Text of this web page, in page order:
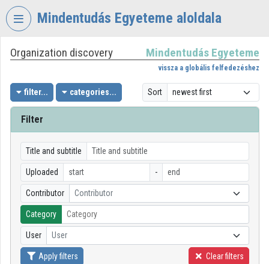
Skip header
Mindentudás Egyeteme aloldala
VIDEOTORIUM
MINDENTUDÁS
EGYETEME
Organization home
Log In
Organization discovery
Categories
Organization playlists
Organizations
Organization discovery Mindentudás Egyeteme
vissza a globális felfedezéshez
filter... categories... Sort
Filter
Title and subtitle
Uploaded -
Contributor Contributor
Category
User User
Apply filters Clear filters